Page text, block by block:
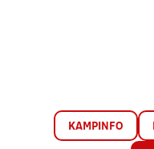
KAMPINFO